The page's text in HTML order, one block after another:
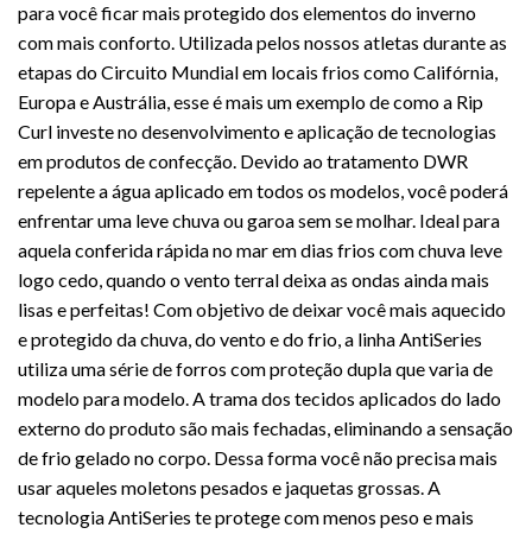
para você ficar mais protegido dos elementos do inverno
com mais conforto. Utilizada pelos nossos atletas durante as
etapas do Circuito Mundial em locais frios como Califórnia,
Europa e Austrália, esse é mais um exemplo de como a Rip
Curl investe no desenvolvimento e aplicação de tecnologias
em produtos de confecção. Devido ao tratamento DWR
repelente a água aplicado em todos os modelos, você poderá
enfrentar uma leve chuva ou garoa sem se molhar. Ideal para
aquela conferida rápida no mar em dias frios com chuva leve
logo cedo, quando o vento terral deixa as ondas ainda mais
lisas e perfeitas! Com objetivo de deixar você mais aquecido
e protegido da chuva, do vento e do frio, a linha AntiSeries
utiliza uma série de forros com proteção dupla que varia de
modelo para modelo. A trama dos tecidos aplicados do lado
externo do produto são mais fechadas, eliminando a sensação
de frio gelado no corpo. Dessa forma você não precisa mais
usar aqueles moletons pesados e jaquetas grossas. A
tecnologia AntiSeries te protege com menos peso e mais